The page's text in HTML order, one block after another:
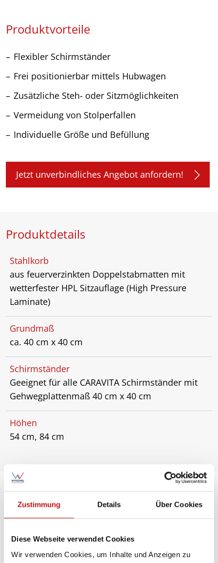
Zustimmung Details Über Cookies
Diese Webseite verwendet Cookies
Wir verwenden Cookies, um Inhalte und Anzeigen zu
Produktvorteile
Flexibler Schirmständer
Frei positionierbar mittels Hubwagen
Zusätzliche Steh- oder Sitzmöglichkeiten
Vermeidung von Stolperfallen
Individuelle Größe und Befüllung
Jetzt unverbindliches Angebot anfordern!
Produktdetails
Stahlkorb
aus feuerverzinkten Doppelstabmatten mit
wetterfester HPL Sitzauflage (High Pressure
Laminate)
Grundmaß
ca. 40 cm x 40 cm
Schirmständer
Geeignet für alle CARAVITA Schirmständer mit
Gehwegplattenmaß 40 cm x 40 cm
Höhen
54 cm, 84 cm